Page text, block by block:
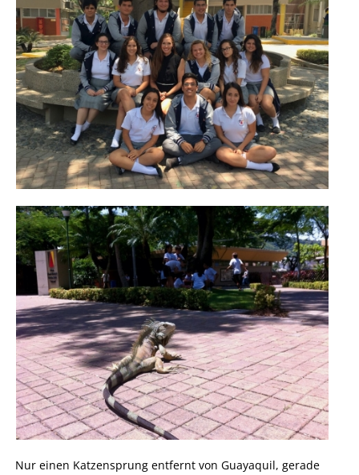
Nur einen Katzensprung entfernt von Guayaquil, gerade